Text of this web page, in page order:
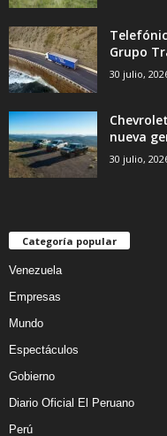
Grupo
30 julio,
nueva
30 julio,
Categoría popular
Venezuela
Empresas
Mundo
Espectáculos
Gobierno
Diario Oficial El Peruano
Perú